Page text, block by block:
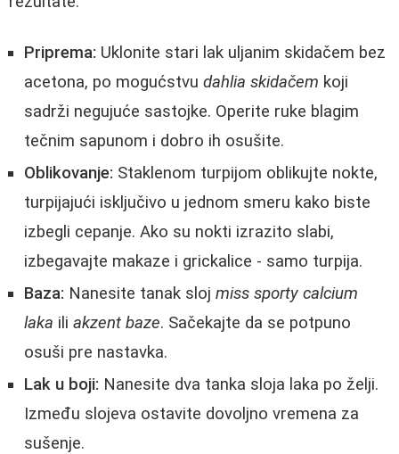
Priprema: Uklonite stari lak uljanim skidačem bez
acetona, po mogućstvu dahlia skidačem koji
sadrži negujuće sastojke. Operite ruke blagim
tečnim sapunom i dobro ih osušite.
Oblikovanje: Staklenom turpijom oblikujte nokte,
turpijajući isključivo u jednom smeru kako biste
izbegli cepanje. Ako su nokti izrazito slabi,
izbegavajte makaze i grickalice - samo turpija.
Baza: Nanesite tanak sloj miss sporty calcium
laka ili akzent baze. Sačekajte da se potpuno
osuši pre nastavka.
Lak u boji: Nanesite dva tanka sloja laka po želji.
Između slojeva ostavite dovoljno vremena za
sušenje.